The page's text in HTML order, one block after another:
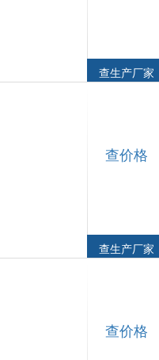
查生产厂家
查价格
查生产厂家
查价格